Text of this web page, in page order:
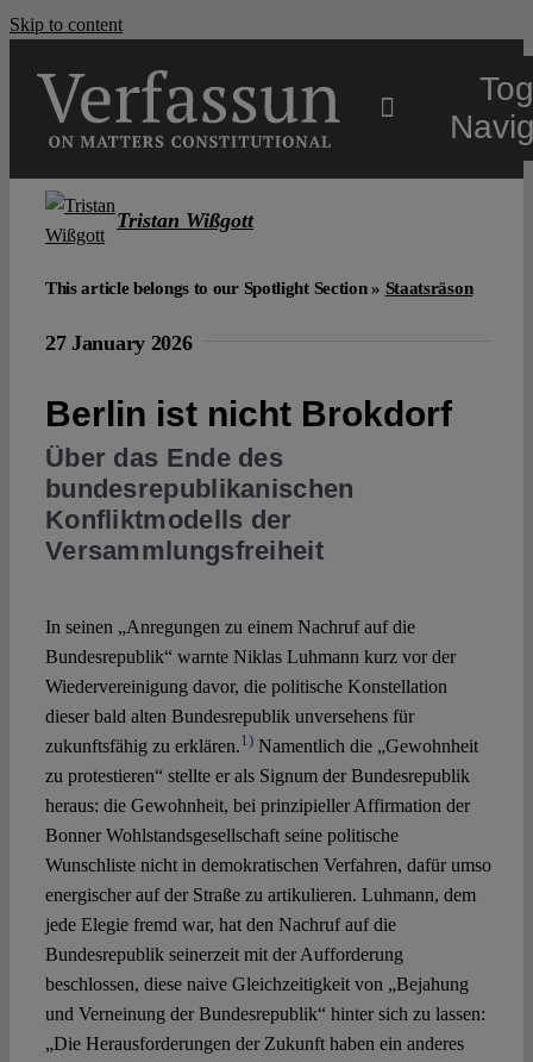
Skip to content
About
Authors
Tristan Wißgott
This article belongs to our Spotlight Section » Staatsräson
27 January 2026
Berlin ist nicht Brokdorf
Über das Ende des
bundesrepublikanischen
Konfliktmodells der
Versammlungsfreiheit
In seinen „Anregungen zu einem Nachruf auf die
Bundesrepublik“ warnte Niklas Luhmann kurz vor der
Wiedervereinigung davor, die politische Konstellation
dieser bald alten Bundesrepublik unversehens für
zukunftsfähig zu erklären.1)Namentlich die „Gewohnheit
zu protestieren“ stellte er als Signum der Bundesrepublik
heraus: die Gewohnheit, bei prinzipieller Affirmation der
Bonner Wohlstandsgesellschaft seine politische
Wunschliste nicht in demokratischen Verfahren, dafür umso
energischer auf der Straße zu artikulieren. Luhmann, dem
jede Elegie fremd war, hat den Nachruf auf die
Bundesrepublik seinerzeit mit der Aufforderung
beschlossen, diese naive Gleichzeitigkeit von „Bejahung
und Verneinung der Bundesrepublik“ hinter sich zu lassen:
„Die Herausforderungen der Zukunft haben ein anderes